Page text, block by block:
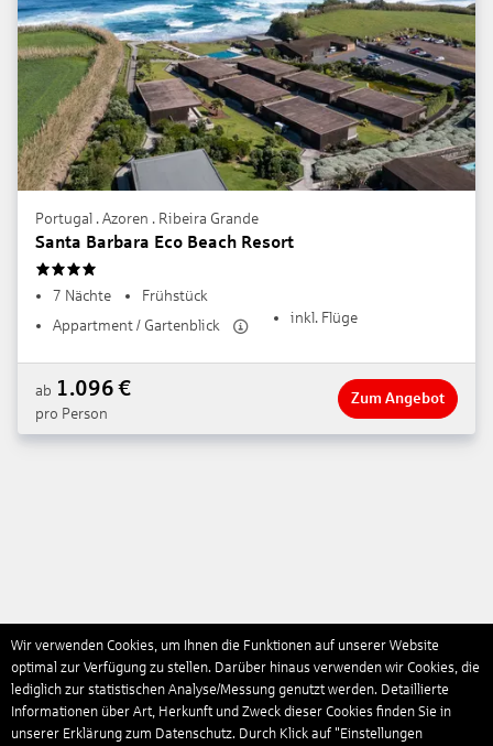
Portugal . Azoren . Ribeira Grande
Santa Barbara Eco Beach Resort
7 Nächte
Frühstück
Appartment / Gartenblick
inkl. Flüge
ab 1.096€
pro Person
Zum Angebot
Wir verwenden Cookies, um Ihnen die Funktionen auf unserer Website
optimal zur Verfügung zu stellen. Darüber hinaus verwenden wir Cookies, die
lediglich zur statistischen Analyse/Messung genutzt werden. Detaillierte
Informationen über Art, Herkunft und Zweck dieser Cookies finden Sie in
unserer Erklärung zum Datenschutz. Durch Klick auf "Einstellungen